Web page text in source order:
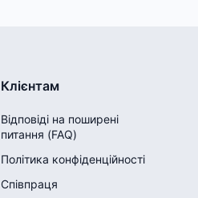
Клієнтам
Відповіді на поширені
питання (FAQ)
Політика конфіденційності
Співпраця